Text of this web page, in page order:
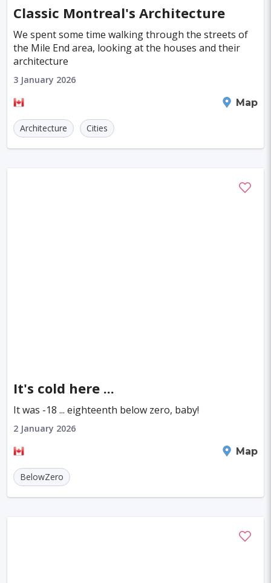
Classic Montreal's Architecture
We spent some time walking through the streets of
the Mile End area, looking at the houses and their
architecture
3 January 2026
Map
Architecture Cities
It's cold here ...
It was -18 ... eighteenth below zero, baby!
2 January 2026
Map
BelowZero